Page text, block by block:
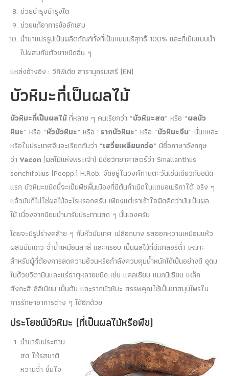
ช่วยบำรุงบำรุงไต
ช่วยแก้อาการข้ออักเสบ
นำมาแปรรูปเป็นผลิตภัณฑ์ทั้งที่เป็นแบบบริสุทธิ์ 100% และที่เป็นแบบนำ
ไปผสมกับตัวยาชนิดอื่น ๆ
แหล่งอ้างอิง : วิกิพีเดีย สารานุกรมเสรี (EN)
บัวหิมะที่เป็นผลไม้
บัวหิมะที่เป็นผลไม้ที่หลาย ๆ คนเรียกว่า “บัวหิมะสด” หรือ “ผลบัว
หิมะ” หรือ “หัวบัวหิมะ” หรือ “รากบัวหิมะ” หรือ “บัวหิมะจีน” นั่นแหละ
หรือในประเทศจีนจะเรียกกันว่า “เสวี่ยเหลียนกว่อ” มีชื่อภาษาอังกฤษ
ว่า Yacon (ผลไม้แห่งพระเจ้า) มีชื่อวิทยาศาสตร์ว่า Smallanthus
sonchifolius (Poepp.) H.Rob. จัดอยู่ในวงศ์ทานตะวันเช่นเดียวกับชนิด
แรก บัวหิมะชนิดนี้จะเป็นพืชพื้นเมืองที่มีต้นกำเนิดในแถบอเมริกาใต้ จริง ๆ
แล้วมันก็ไม่ใช่ผลไม้อะไรหรอกครับ เพียงแต่เราเข้าใจผิดคิดว่ามันเป็นผล
ไม้ เนื่องจากนิยมนำมารับประทานสด ๆ นั่นเองครับ
โดยจะมีรูปร่างคล้าย ๆ กับหัวมันเทศ เปลือกบาง รสออกหวานเหมือนแห้ว
ผสมมันแกว ฉ่ำน้ำเหมือนสาลี่ และกรอบ เป็นผลไม้ที่มีแคลอรีต่ำ เหมาะ
สำหรับผู้ที่ต้องการลดความอ้วนหรือกำลังควบคุมน้ำหนักได้เป็นอย่างดี อุดม
ไปด้วยวิตามินและแร่ธาตุหลายชนิด เช่น แคลเซียม แมกนีเซียม เหล็ก
สังกะสี ซีลีเนียม เป็นต้น และรากบัวหิมะ สรรพคุณใช้เป็นยาสมุนไพรใน
การรักษาอาการต่าง ๆ ได้อีกด้วย
ประโยชน์บัวหิมะ (ที่เป็นผลไม้หรือพืช)
นำมารับประทาน
สด ให้รสชาติ
หวานฉ่ำ ชื่นใจ